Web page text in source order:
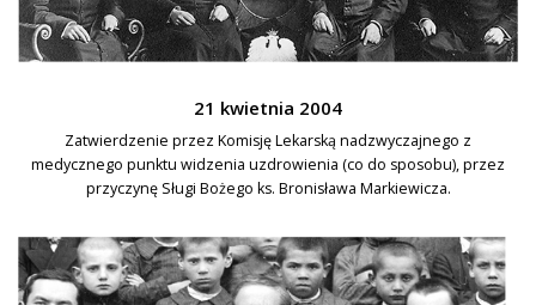
21 kwietnia 2004
Zatwierdzenie przez Komisję Lekarską nadzwyczajnego z
medycznego punktu widzenia uzdrowienia (co do sposobu), przez
przyczynę Sługi Bożego ks. Bronisława Markiewicza.